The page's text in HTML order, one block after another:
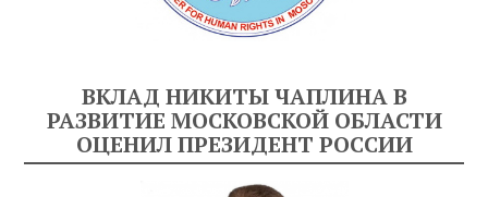
ВКЛАД НИКИТЫ ЧАПЛИНА В
РАЗВИТИЕ МОСКОВСКОЙ ОБЛАСТИ
ОЦЕНИЛ ПРЕЗИДЕНТ РОССИИ